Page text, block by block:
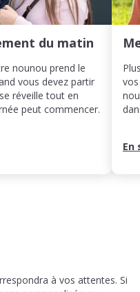
du matin
nounou prend le
vous devez partir
réveille tout en
peut commencer.
En
à vos attentes. Si